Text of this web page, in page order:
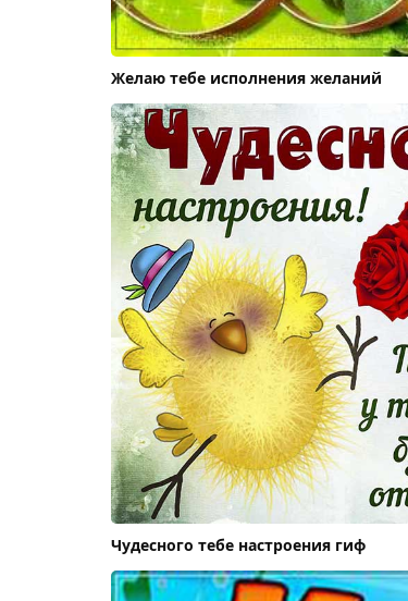
Желаю тебе исполнения желаний
Чудесного тебе настроения гиф